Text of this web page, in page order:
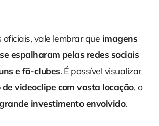
vale lembrar que imagens
espalharam pelas redes sociais
e fã-clubes. É possível visualizar
videoclipe com vasta locação, o
investimento envolvido.